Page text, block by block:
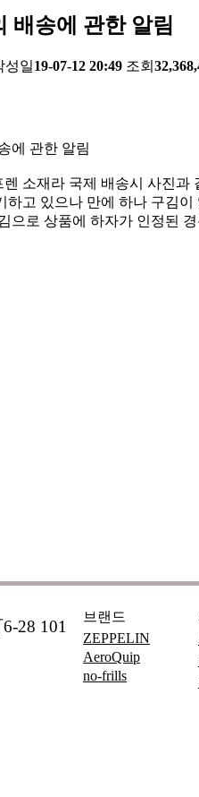
배송에 관한 알림
성일19-07-12 20:49 조회
에 관한 알림
소재라 국제 배송시 사진과
하고 있으나 만에 하나 구김
으로 상품에 하자가 인정된
28 101
브랜드
ZEPPELIN
AeroQuip
no-frills